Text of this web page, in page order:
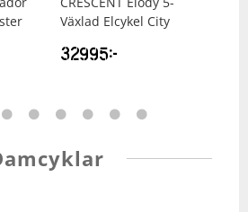
Växlad Elcykel City
32995kr